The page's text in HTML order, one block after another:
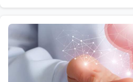
کلیه و مجاری ادراری
به رشد غیرطبیعی و کنترل‌نشده
ادراری گفته می‌شود که می‌تواند
یا بدخیم (سرطانی) بروز کند.
عملکرد طبیعی کلیه و دستگاه